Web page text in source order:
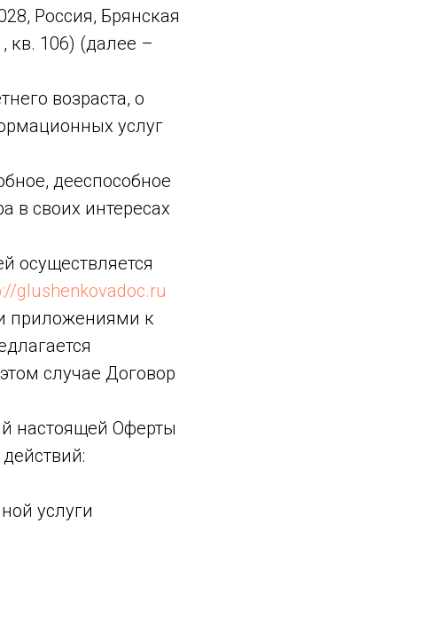
Россия, Брянская
кв. 106) (далее –
возраста, о
услуг
дееспособное
в своих интересах
осуществляется
glushenkovadoc.ru
приложениями к
случае Договор
настоящей Оферты
услуги